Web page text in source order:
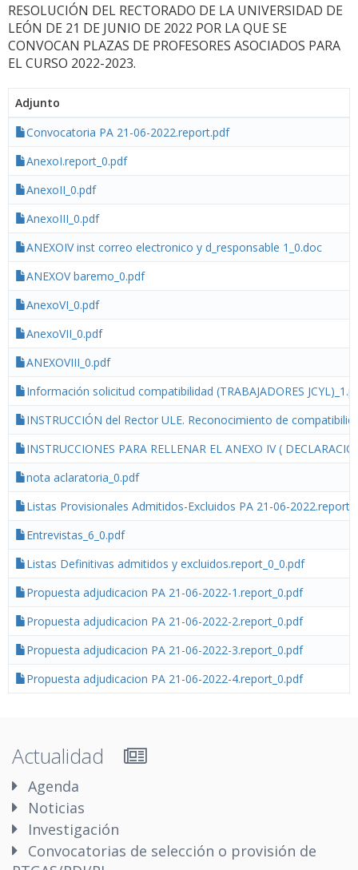
RESOLUCIÓN DEL RECTORADO DE LA UNIVERSIDAD DE
LEÓN DE 21 DE JUNIO DE 2022 POR LA QUE SE
CONVOCAN PLAZAS DE PROFESORES ASOCIADOS PARA
EL CURSO 2022-2023.
Adjunto
Convocatoria PA 21-06-2022.report.pdf
AnexoI.report_0.pdf
AnexoII_0.pdf
AnexoIII_0.pdf
ANEXOIV inst correo electronico y d_responsable 1_0.doc
ANEXOV baremo_0.pdf
AnexoVI_0.pdf
AnexoVII_0.pdf
ANEXOVIII_0.pdf
Información solicitud compatibilidad (TRABAJADORES
INSTRUCCIÓN del Rector ULE. Reconocimiento de
INSTRUCCIONES PARA RELLENAR EL ANEXO IV (
nota aclaratoria_0.pdf
Listas Provisionales Admitidos-Excluidos PA 21-06-
Entrevistas_6_0.pdf
Listas Definitivas admitidos y excluidos.report_0_0.pdf
Propuesta adjudicacion PA 21-06-2022-1.report_0.pdf
Propuesta adjudicacion PA 21-06-2022-2.report_0.pdf
Propuesta adjudicacion PA 21-06-2022-3.report_0.pdf
Propuesta adjudicacion PA 21-06-2022-4.report_0.pdf
Actualidad
Agenda
Noticias
Investigación
Convocatorias de selección o provisión de